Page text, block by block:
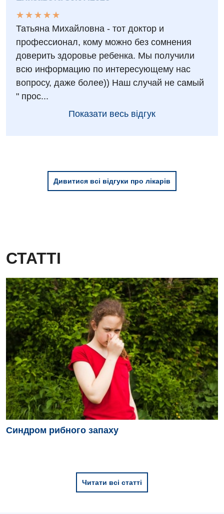
★
★
★
★
★
★ ★ ★ ★ ★
Татьяна Михайловна - тот доктор и
профессионал, кому можно без сомнения
доверить здоровье ребенка. Мы получили
всю информацию по интересующему нас
вопросу, даже более)) Наш случай не самый
" прос...
Показати весь відгук
Дивитися всі відгуки про лікарів
СТАТТІ
Синдром рибного запаху
Читати всі статті